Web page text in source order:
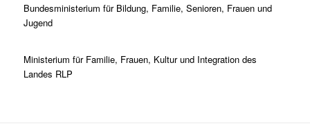
Bundesministerium für Bildung, Familie, Senioren, Frauen und
Jugend
Ministerium für Familie, Frauen, Kultur und Integration des
Landes RLP